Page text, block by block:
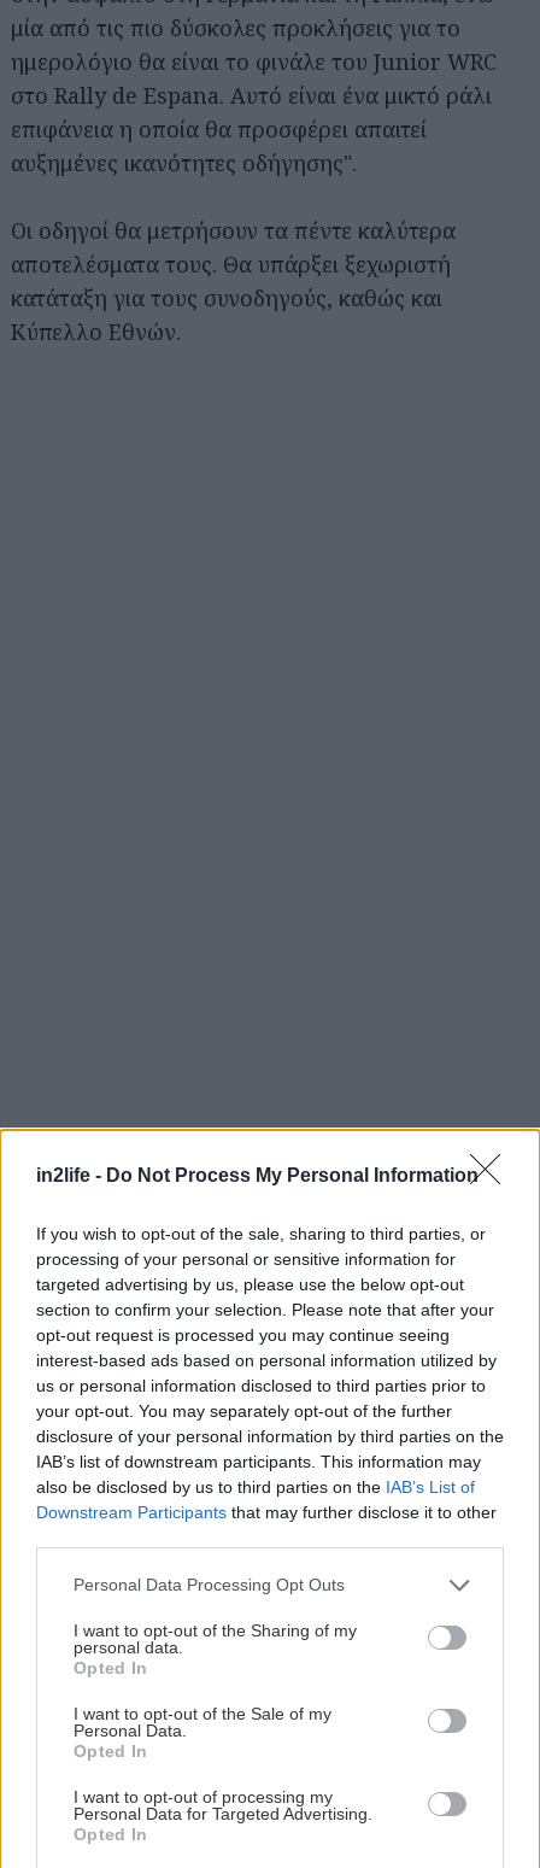
in2life - Do Not Process My Personal Information
If you wish to opt-out of the sale, sharing to third parties, or
processing of your personal or sensitive information for
targeted advertising by us, please use the below opt-out
section to confirm your selection. Please note that after your
opt-out request is processed you may continue seeing
interest-based ads based on personal information utilized by
us or personal information disclosed to third parties prior to
your opt-out. You may separately opt-out of the further
disclosure of your personal information by third parties on the
IAB’s list of downstream participants. This information may
also be disclosed by us to third parties on the IAB’s List of
Downstream Participants that may further disclose it to other
Please note that this website/app uses one or more Google
not limited to your visit or usage behaviour. You may click to
grant or deny consent to Google and its third-party tags to
use your data for below specified purposes in below Google
consent section.
Personal Data Processing Opt Outs
I want to opt-out of the Sharing of my
personal data.
Opted In
I want to opt-out of the Sale of my
Personal Data.
Opted In
I want to opt-out of processing my
Personal Data for Targeted Advertising.
Opted In
μία από τις πιο δύσκολες προκλήσεις για το
ημερολόγιο θα είναι το φινάλε του Junior WRC
στο Rally de Espana. Αυτό είναι ένα μικτό ράλι
επιφάνεια η οποία θα προσφέρει απαιτεί
αυξημένες ικανότητες οδήγησης".
Οι οδηγοί θα μετρήσουν τα πέντε καλύτερα
αποτελέσματα τους. Θα υπάρξει ξεχωριστή
κατάταξη για τους συνοδηγούς, καθώς και
Κύπελλο Εθνών.
Διαβάστε επίσης
της Suzuki
Αναζήτηση
για...